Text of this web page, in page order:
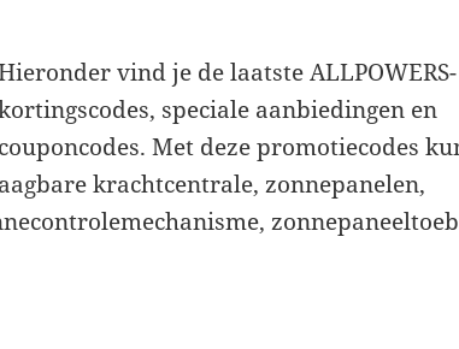
vind je de laatste ALLPOWERS-
speciale aanbiedingen en
couponcodes. Met deze promotiecodes
krachtcentrale, zonnepanelen,